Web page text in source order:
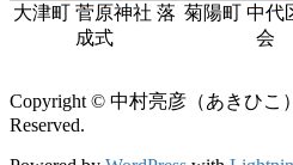
大津町 菅原神社 落
成式
菊陽町 中代
会
Copyright © 中村亮彦（あきひこ
Reserved.